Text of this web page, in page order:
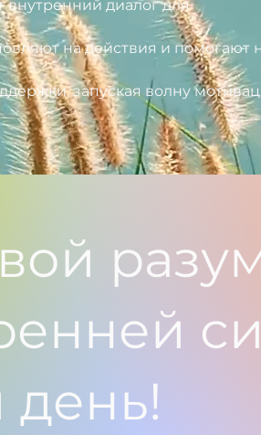
диалог для
на действия и помогают
запуская волну